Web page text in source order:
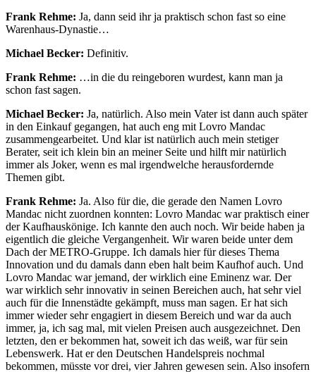
Frank Rehme: Ja, dann seid ihr ja praktisch schon fast so eine
Warenhaus-Dynastie…
Michael Becker: Definitiv.
Frank Rehme: …in die du reingeboren wurdest, kann man ja
schon fast sagen.
Michael Becker: Ja, natürlich. Also mein Vater ist dann auch später
in den Einkauf gegangen, hat auch eng mit Lovro Mandac
zusammengearbeitet. Und klar ist natürlich auch mein stetiger
Berater, seit ich klein bin an meiner Seite und hilft mir natürlich
immer als Joker, wenn es mal irgendwelche herausfordernde
Themen gibt.
Frank Rehme: Ja. Also für die, die gerade den Namen Lovro
Mandac nicht zuordnen konnten: Lovro Mandac war praktisch einer
der Kaufhauskönige. Ich kannte den auch noch. Wir beide haben ja
eigentlich die gleiche Vergangenheit. Wir waren beide unter dem
Dach der METRO-Gruppe. Ich damals hier für dieses Thema
Innovation und du damals dann eben halt beim Kaufhof auch. Und
Lovro Mandac war jemand, der wirklich eine Eminenz war. Der
war wirklich sehr innovativ in seinen Bereichen auch, hat sehr viel
auch für die Innenstädte gekämpft, muss man sagen. Er hat sich
immer wieder sehr engagiert in diesem Bereich und war da auch
immer, ja, ich sag mal, mit vielen Preisen auch ausgezeichnet. Den
letzten, den er bekommen hat, soweit ich das weiß, war für sein
Lebenswerk. Hat er den Deutschen Handelspreis nochmal
bekommen, müsste vor drei, vier Jahren gewesen sein. Also insofern